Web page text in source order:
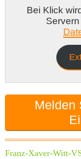
Babysitter in
Kita-
Bei Klick
Melden
Franz-Xaver-Witt-